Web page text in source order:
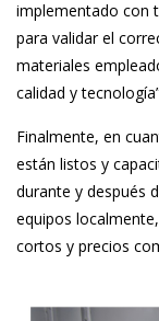
implementado con
para validar el
materiales
calidad y
Finalmente, en
están listos y
durante y después
equipos
cortos y precios